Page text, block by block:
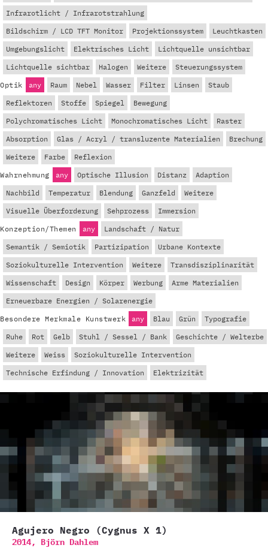
Infrarotlicht / Infrarotstrahlung
Bildschirm / LCD TFT Monitor
Projektionssystem
Leuchtkasten
Umgebungslicht
Elektrisches Licht
Lichtquelle unsichtbar
Lichtquelle sichtbar
Halogen Weitere
Steuerungssystem
Optik
any Raum Nebel Wasser Filter Linsen
Staub
Reflektoren
Stoffe Spiegel
Bewegung
Polychromatisches Licht
Monochromatisches Licht
Raster
Absorption
Glas / Acryl / transluzente Materialien
Brechung
Weitere
Farbe
Reflexion
Wahrnehmung
any Optische Illusion Distanz
Adaption
Nachbild
Temperatur Blendung Ganzfeld
Weitere
Visuelle Überforderung
Sehprozess
Immersion
Konzeption/Themen
any
Landschaft / Natur
Semantik / Semiotik
Partizipation
Urbane Kontexte
Soziokulturelle Intervention
Weitere
Transdisziplinarität
Wissenschaft
Design Körper Werbung
Arme Materialien
Erneuerbare Energien / Solarenergie
Besondere Merkmale Kunstwerk
any Blau Grün
Typografie
Ruhe
Rot Gelb Stuhl / Sessel / Bank
Geschichte / Welterbe
Weitere
Weiss
Soziokulturelle Intervention
Technische Erfindung / Innovation
Elektrizität
Agujero Negro (Cygnus X 1)
2014, Björn Dahlem